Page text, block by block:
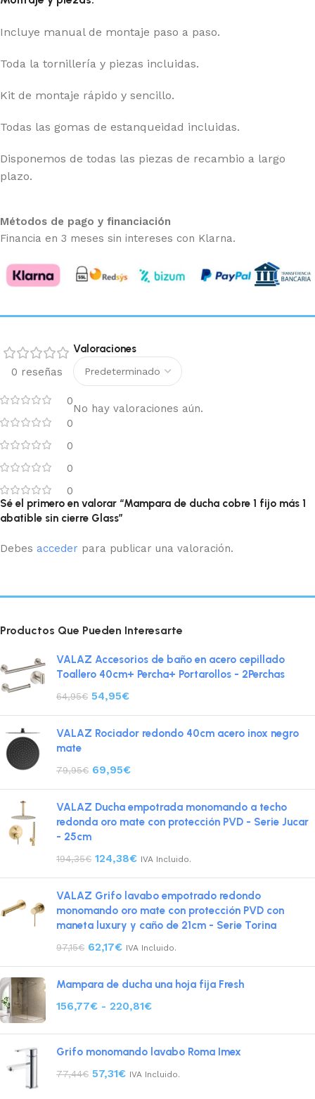
Incluye manual de montaje paso a paso.
Toda la tornillería y piezas incluidas.
Kit de montaje rápido y sencillo.
Todas las gomas de estanqueidad incluidas.
Disponemos de todas las piezas de recambio a largo
plazo.
Métodos de pago y financiación
Financia en 3 meses sin intereses con Klarna.
0 reseñas
0
0
0
0
0
Valoraciones
No hay valoraciones aún.
Sé el primero en valorar “Mampara de ducha cobre 1 fijo más 1
abatible sin cierre Glass”
Debes acceder para publicar una valoración.
Productos Que Pueden Interesarte
VALAZ Accesorios de baño en acero cepillado
Toallero 40cm+ Percha+ Portarollos - 2Perchas
64,95€ 54,95€
VALAZ Rociador redondo 40cm acero inox negro
mate
79,95€ 69,95€
VALAZ Ducha empotrada monomando a techo
redonda oro mate con protección PVD - Serie Jucar
- 25cm
194,35€ 124,38€ IVA Incluido.
VALAZ Grifo lavabo empotrado redondo
monomando oro mate con protección PVD con
maneta luxury y caño de 21cm - Serie Torina
97,15€ 62,17€ IVA Incluido.
Mampara de ducha una hoja fija Fresh
156,77€ - 220,81€
Grifo monomando lavabo Roma Imex
77,44€ 57,31€ IVA Incluido.